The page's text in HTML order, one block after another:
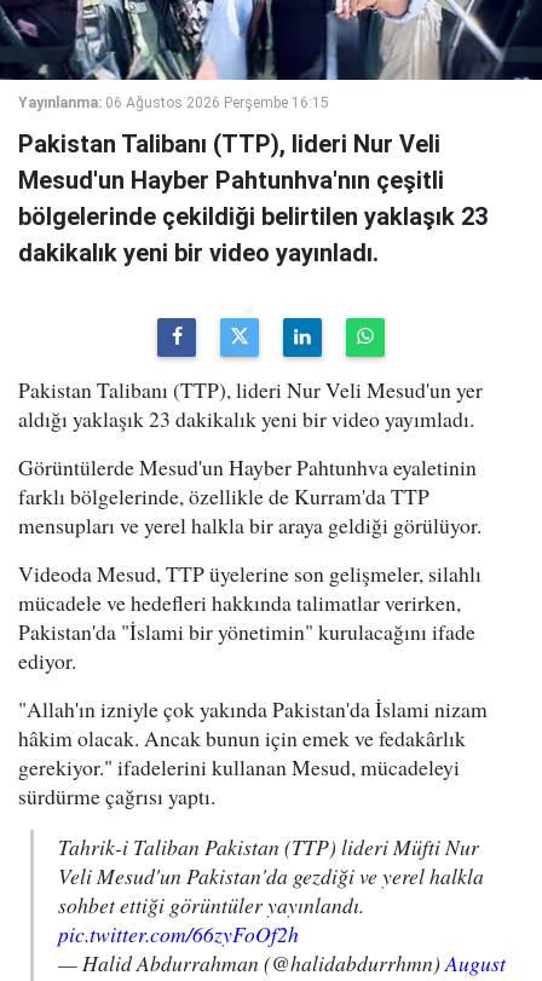
Yayınlanma: 06 Ağustos 2026 Perşembe 16:15
Pakistan Talibanı (TTP), lideri Nur Veli
Mesud'un Hayber Pahtunhva'nın çeşitli
bölgelerinde çekildiği belirtilen yaklaşık 23
dakikalık yeni bir video yayınladı.
Pakistan Talibanı (TTP), lideri Nur Veli Mesud'un yer
aldığı yaklaşık 23 dakikalık yeni bir video yayımladı.
Görüntülerde Mesud'un Hayber Pahtunhva eyaletinin
farklı bölgelerinde, özellikle de Kurram'da TTP
mensupları ve yerel halkla bir araya geldiği görülüyor.
Videoda Mesud, TTP üyelerine son gelişmeler, silahlı
mücadele ve hedefleri hakkında talimatlar verirken,
Pakistan'da "İslami bir yönetimin" kurulacağını ifade
ediyor.
"Allah'ın izniyle çok yakında Pakistan'da İslami nizam
hâkim olacak. Ancak bunun için emek ve fedakârlık
gerekiyor." ifadelerini kullanan Mesud, mücadeleyi
sürdürme çağrısı yaptı.
Tahrik-i Taliban Pakistan (TTP) lideri Müfti Nur
Veli Mesud'un Pakistan'da gezdiği ve yerel halkla
sohbet ettiği görüntüler yayınlandı.
pic.twitter.com/66zyFoOf2h
— Halid Abdurrahman (@halidabdurrhmn) August